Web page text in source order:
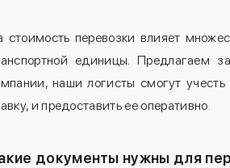
стоимость перевозки влияет
единицы. Предлагаем
наши логисты смогут
и предоставить ее оперативно.
документы нужны для